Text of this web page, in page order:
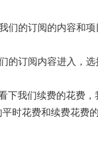
们的订阅的内容和项
的订阅内容进入，
下我们续费的花费
平时花费和续费花费的